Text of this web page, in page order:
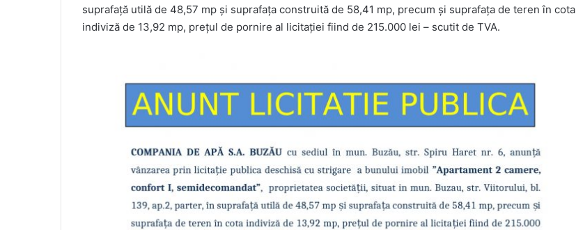
suprafață utilă de 48,57 mp și suprafața construită de 58,41 mp, precum și suprafața de teren în cota
indiviză de 13,92 mp, prețul de pornire al licitației fiind de 215.000 lei – scutit de TVA.